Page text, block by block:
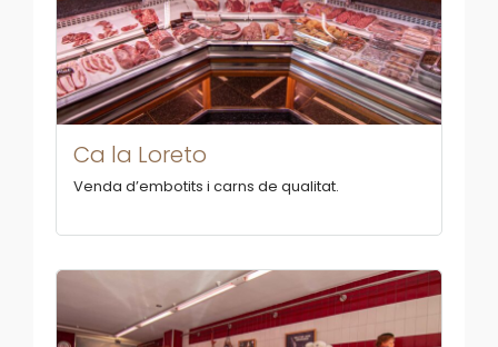
Ca la Loreto
Venda d’embotits i carns de qualitat.